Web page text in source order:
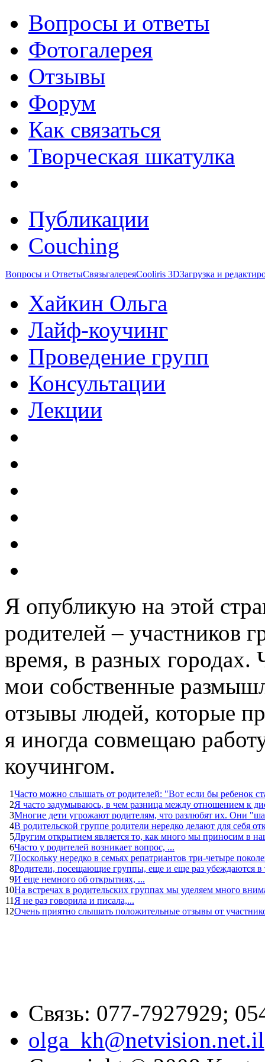
Вопросы и ответы
Фотогалерея
Отзывы
Форум
Как связаться
Творческая шкатулка
Публикации
Couching
Вопросы и ОтветыСвязьгалереяCooliris 3DЗагрузка и
Хайкин Ольга
Лайф-коучинг
Проведение групп
Консультации
Лекции
Я опубликую на этой
родителей – участников
время, в разных городах.
мои собственные
отзывы людей, которые
я иногда совмещаю
коучингом.
1Часто можно слышать от родителей: "Вот если бы ребенок
2Я часто задумываюсь, в чем разница между отношением к
3Многие дети угрожают родителям, что разлюбят их. Они
4В родительской группе родители нередко делают для себя
5Другим открытием является то, как много мы приносим в
6Часто у родителей возникает вопрос, ...
7Поскольку нередко в семьях репатриантов три-четыре
8Родители, посещающие группы, еще и еще раз убеждаются в
9И еще немного об открытиях, ...
10На встречах в родительских группах мы уделяем много
11 Я не раз говорила и писала,...
12Очень приятно слышать положительные отзывы от
Связь: 077-7927929;
olga_kh@netvision.net.il